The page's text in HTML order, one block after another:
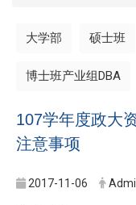
大学部 硕士班
博士班产业组DBA
107学年度政大
注意事项
2017-11-06